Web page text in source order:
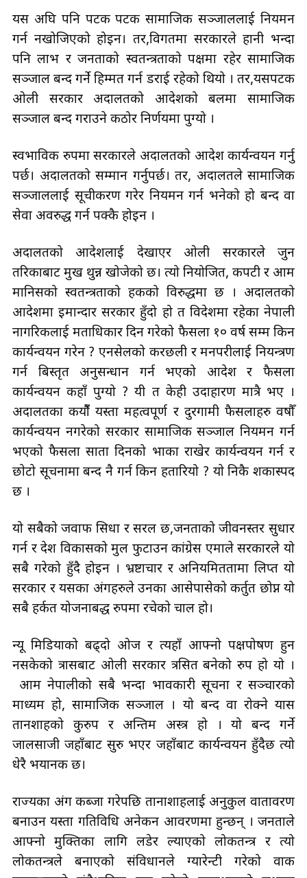
यस अघि पनि पटक पटक सामाजिक सञ्जाललाई नियमन
गर्न नखोजिएको होइन। तर,विगतमा सरकारले हानी भन्दा
पनि लाभ र जनताको स्वतन्त्रताको पक्षमा रहेर सामाजिक
सञ्जाल बन्द गर्ने हिम्मत गर्न डराई रहेको थियो । तर,यसपटक
ओली सरकार अदालतको आदेशको बलमा सामाजिक
सञ्जाल बन्द गराउने कठोर निर्णयमा पुग्यो ।
स्वभाविक रुपमा सरकारले अदालतको आदेश कार्यन्वयन गर्नु
पर्छ। अदालतको सम्मान गर्नुपर्छ। तर, अदालतले सामाजिक
सञ्जाललाई सूचीकरण गरेर नियमन गर्न भनेको हो बन्द वा
सेवा अवरुद्ध गर्न पक्कै होइन ।
अदालतको आदेशलाई देखाएर ओली सरकारले जुन
तरिकाबाट मुख थुन्न खोजेको छ। त्यो नियोजित, कपटी र आम
मानिसको स्वतन्त्रताको हकको विरुद्धमा छ । अदालतको
आदेशमा इमान्दार सरकार हुँदो हो त विदेशमा रहेका नेपाली
नागरिकलाई मताधिकार दिन गरेको फैसला १० वर्ष सम्म किन
कार्यन्वयन गरेन ? एनसेलको करछली र मनपरीलाई नियन्त्रण
गर्न बिस्तृत अनुसन्धान गर्न भएको आदेश र फैसला
कार्यन्वयन कहाँ पुग्यो ? यी त केही उदाहारण मात्रै भए ।
अदालतका कयौंँ यस्ता महत्वपूर्ण र दुरगामी फैसलाहरु वषौँ
कार्यन्वयन नगरेको सरकार सामाजिक सञ्जाल नियमन गर्न
भएको फैसला साता दिनको भाका राखेर कार्यन्वयन गर्न र
छाेटाे सूचनामा बन्द नै गर्न किन हतारियो ? याे निकै श‌कास्पद
छ ।
यो सबैको जवाफ सिधा र सरल छ,जनताको जीवनस्तर सुधार
गर्न र देश विकासको मुल फुटाउन कांग्रेस एमाले सरकारले यो
सबै गरेको हुँदै होइन । भ्रष्टाचार र अनियमिततामा लिप्त यो
सरकार र यसका अंगहरुले उनका आसेपासेको कर्तुत छोप्न यो
सबै हर्कत योजनाबद्ध रुपमा रचेकाे चाल हो।
न्यू मिडियाको बढ्दो ओज र त्यहाँ आफ्नो पक्षपोषण हुन
नसकेको त्रासबाट ओली सरकार त्रसित बनेको रुप हो यो ।
आम नेपालीको सबै भन्दा प्रभावकारी सूचना र सञ्चारको
माध्यम हो, सामाजिक सञ्जाल । यो बन्द वा रोक्ने प्रयास
तानशाहको कुरुप र अन्तिम अस्त्र हो । यो बन्द गर्ने
जालसाजी जहाँबाट सुरु भएर जहाँबाट कार्यन्वयन हुँदैछ त्यो
धेरै भयानक छ।
राज्यका अंग कब्जा गरेपछि तानाशाहलाई अनुकुल वातावरण
बनाउन यस्ता गतिविधि अनेकन आवरणमा हुन्छन् । जनताले
आफ्नो मुक्तिका लागि लडेर ल्याएको लोकतन्त्र र त्यो
लोकतन्त्रले बनाएको संविधानले ग्यारेन्टी गरेको वाक